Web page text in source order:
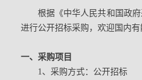
根据《中华人民共和国政
进行公开招标采购，欢迎国内
一、采购项目
1、采购方式：公开招标